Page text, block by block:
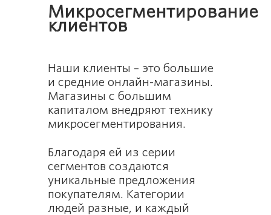
Микросегментирование
клиентов
Наши клиенты – это большие
и средние онлайн-магазины.
Магазины с большим
капиталом внедряют технику
микросегментирования.
Благодаря ей из серии
сегментов создаются
уникальные предложения
покупателям. Категории
людей разные, и каждый